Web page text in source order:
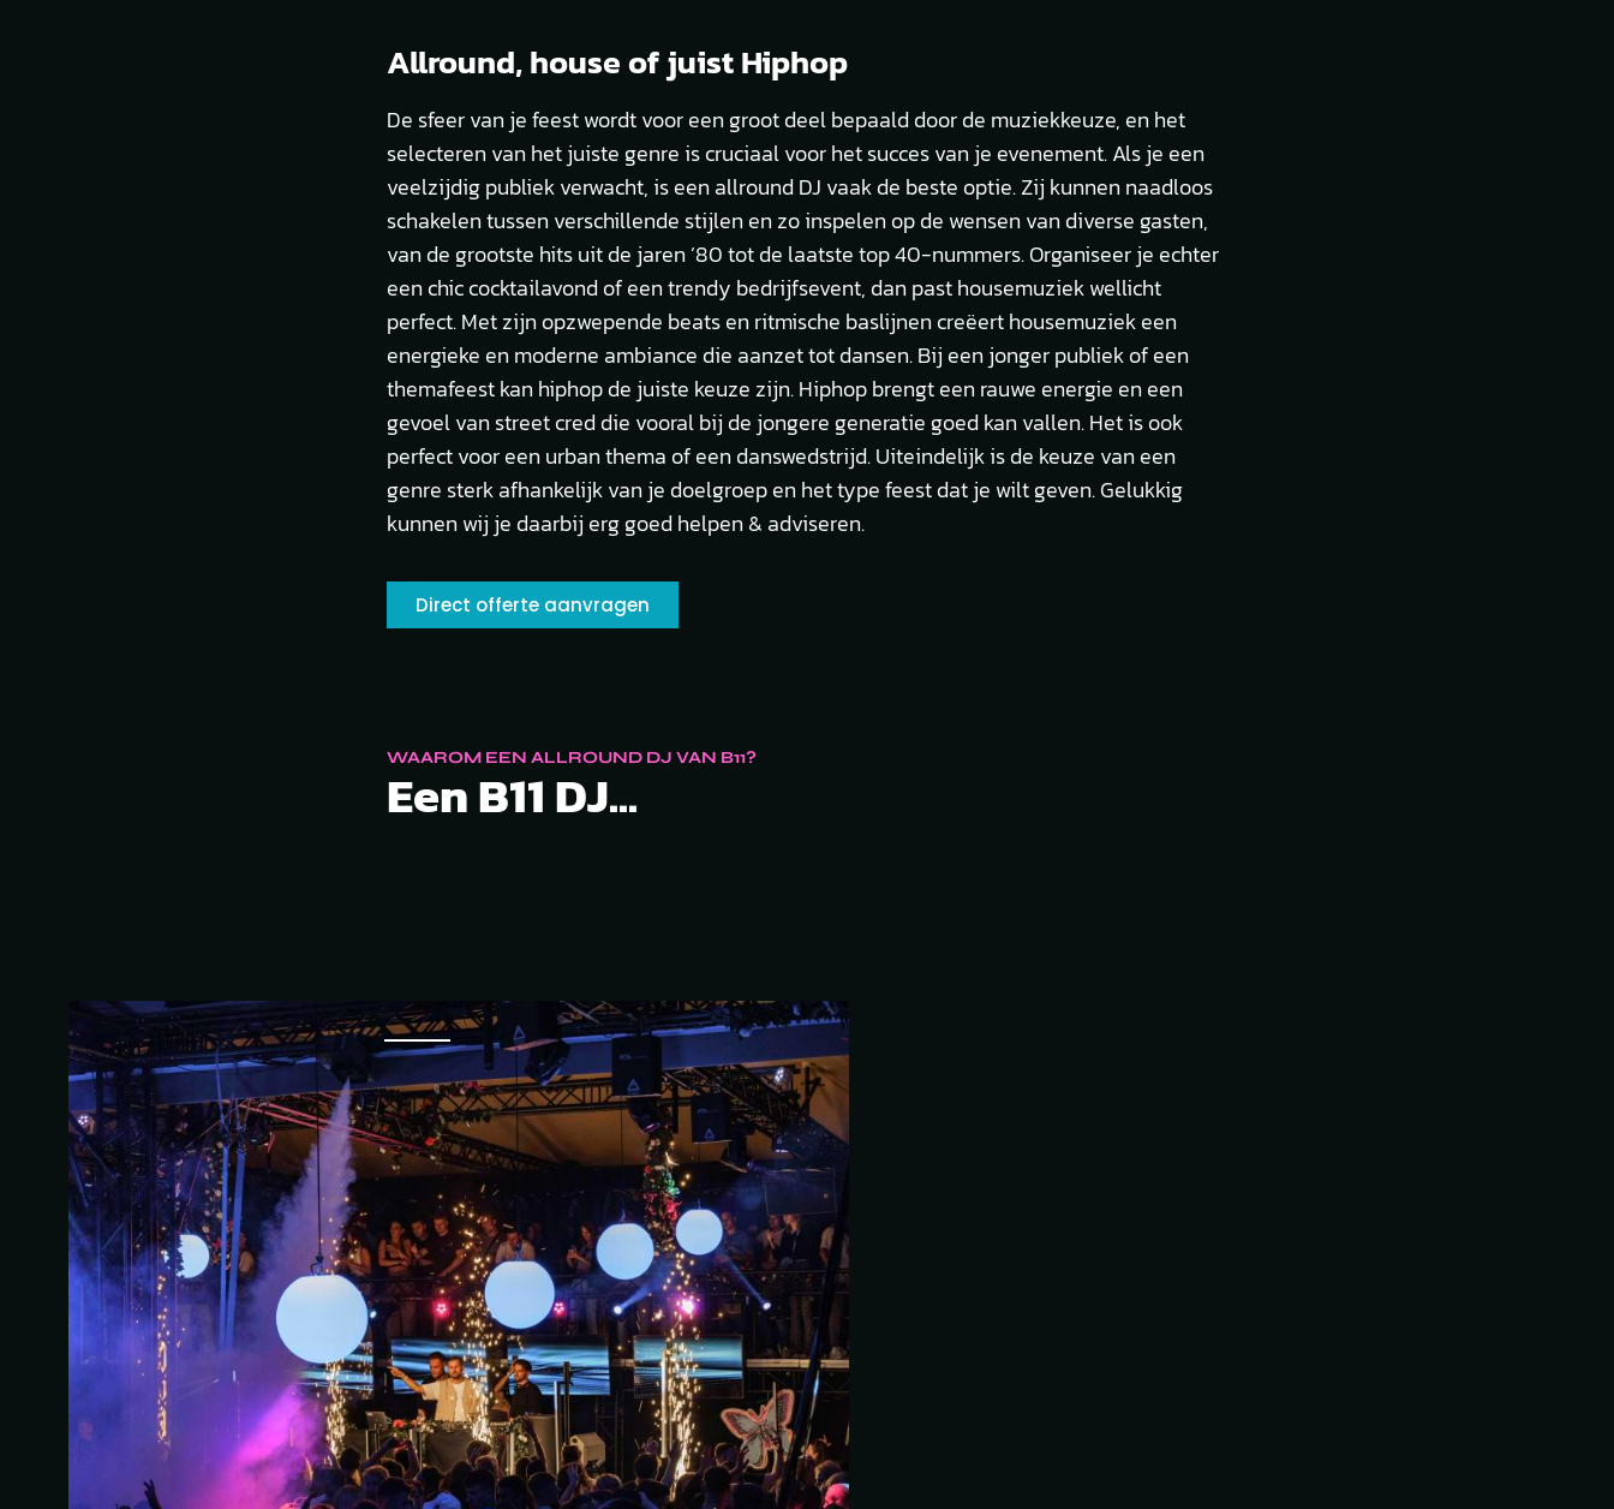
Allround, house of juist Hiphop
De sfeer van je feest wordt voor een groot deel bepaald door de muziekkeuze, en het
selecteren van het juiste genre is cruciaal voor het succes van je evenement. Als je een
veelzijdig publiek verwacht, is een allround DJ vaak de beste optie. Zij kunnen naadloos
schakelen tussen verschillende stijlen en zo inspelen op de wensen van diverse gasten,
van de grootste hits uit de jaren ’80 tot de laatste top 40-nummers. Organiseer je echter
een chic cocktailavond of een trendy bedrijfsevent, dan past housemuziek wellicht
perfect. Met zijn opzwepende beats en ritmische baslijnen creëert housemuziek een
energieke en moderne ambiance die aanzet tot dansen. Bij een jonger publiek of een
themafeest kan hiphop de juiste keuze zijn. Hiphop brengt een rauwe energie en een
gevoel van street cred die vooral bij de jongere generatie goed kan vallen. Het is ook
perfect voor een urban thema of een danswedstrijd. Uiteindelijk is de keuze van een
genre sterk afhankelijk van je doelgroep en het type feest dat je wilt geven. Gelukkig
kunnen wij je daarbij erg goed helpen & adviseren.
Direct offerte aanvragen
WAAROM EEN ALLROUND DJ VAN B11?
Een B11 DJ...